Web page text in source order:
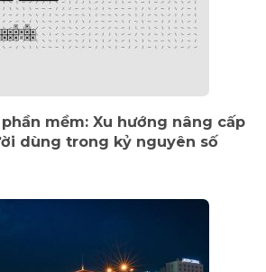
mềm: Xu hướng nâng cấp
dùng trong kỷ nguyên số